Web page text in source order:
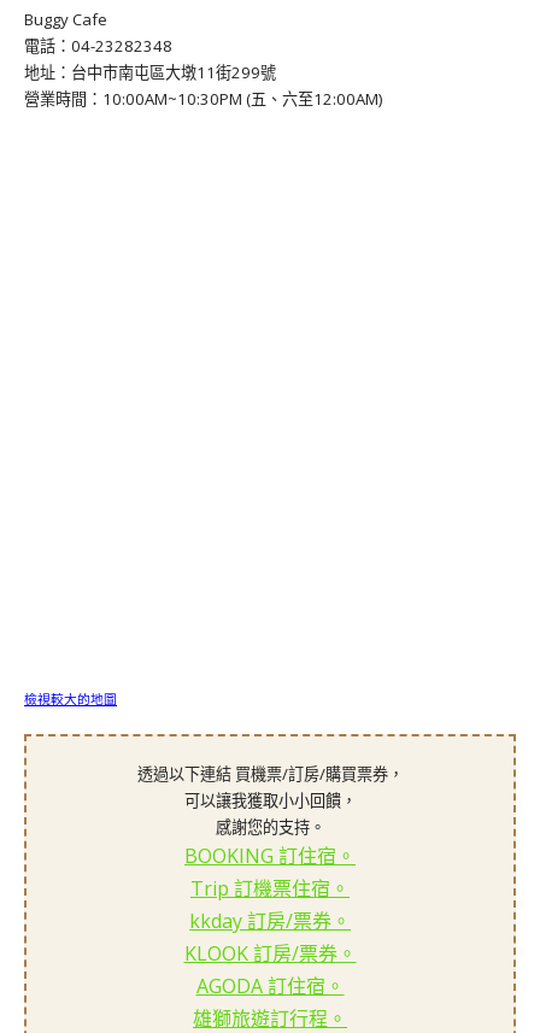
Buggy Cafe
電話：04-23282348
地址：台中市南屯區大墩11街299號
營業時間：10:00AM~10:30PM (五、六至12:00AM)
檢視較大的地圖
透過以下連結 買機票/訂房/購買票券，
可以讓我獲取小小回饋，
感謝您的支持。
BOOKING 訂住宿。
Trip 訂機票住宿。
kkday 訂房/票券。
KLOOK 訂房/票券。
AGODA 訂住宿。
雄獅旅遊訂行程。